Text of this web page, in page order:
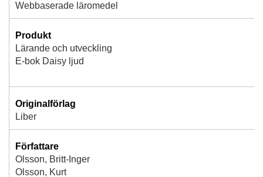
Webbaserade läromedel
Produkt
Lärande och utveckling
E-bok Daisy ljud
Originalförlag
Liber
Författare
Olsson, Britt-Inger
Olsson, Kurt